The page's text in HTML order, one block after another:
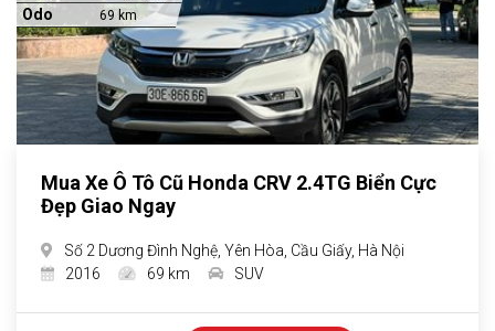
Odo 69 km
Mua Xe Ô Tô Cũ Honda CRV 2.4TG Biển Cực
Đẹp Giao Ngay
Số 2 Dương Đình Nghệ, Yên Hòa, Cầu Giấy, Hà Nội
2016
69 km SUV